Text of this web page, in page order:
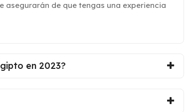
asegurarán de que tengas una experiencia
en 2023?